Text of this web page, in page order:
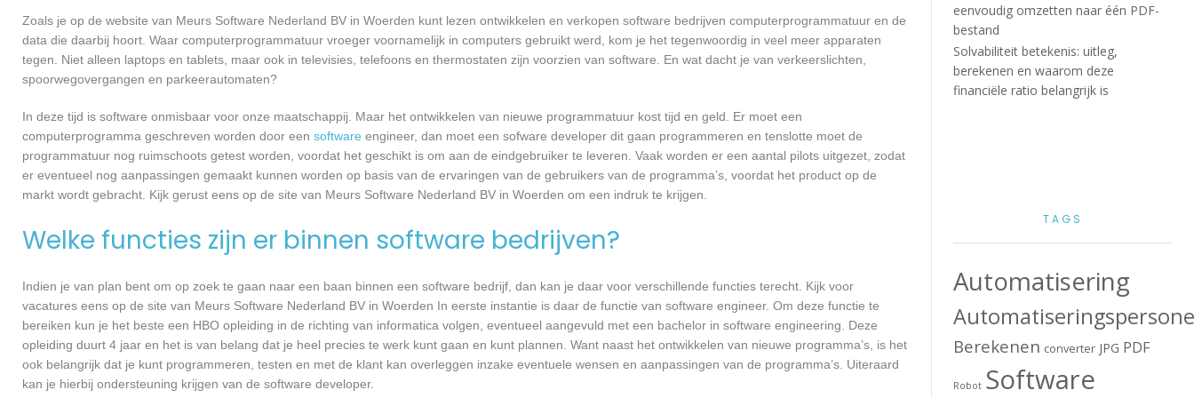
Zoals je op de website van Meurs Software Nederland BV in Woerden kunt lezen ontwikkelen en verkopen software bedrijven computerprogrammatuur en de
data die daarbij hoort. Waar computerprogrammatuur vroeger voornamelijk in computers gebruikt werd, kom je het tegenwoordig in veel meer apparaten
tegen. Niet alleen laptops en tablets, maar ook in televisies, telefoons en thermostaten zijn voorzien van software. En wat dacht je van verkeerslichten,
spoorwegovergangen en parkeerautomaten?
In deze tijd is software onmisbaar voor onze maatschappij. Maar het ontwikkelen van nieuwe programmatuur kost tijd en geld. Er moet een
computerprogramma geschreven worden door een software engineer, dan moet een sofware developer dit gaan programmeren en tenslotte moet de
programmatuur nog ruimschoots getest worden, voordat het geschikt is om aan de eindgebruiker te leveren. Vaak worden er een aantal pilots uitgezet, zodat
er eventueel nog aanpassingen gemaakt kunnen worden op basis van de ervaringen van de gebruikers van de programma’s, voordat het product op de
markt wordt gebracht. Kijk gerust eens op de site van Meurs Software Nederland BV in Woerden om een indruk te krijgen.
Welke functies zijn er binnen software bedrijven?
Indien je van plan bent om op zoek te gaan naar een baan binnen een software bedrijf, dan kan je daar voor verschillende functies terecht. Kijk voor
vacatures eens op de site van Meurs Software Nederland BV in Woerden In eerste instantie is daar de functie van software engineer. Om deze functie te
bereiken kun je het beste een HBO opleiding in de richting van informatica volgen, eventueel aangevuld met een bachelor in software engineering. Deze
opleiding duurt 4 jaar en het is van belang dat je heel precies te werk kunt gaan en kunt plannen. Want naast het ontwikkelen van nieuwe programma’s, is het
ook belangrijk dat je kunt programmeren, testen en met de klant kan overleggen inzake eventuele wensen en aanpassingen van de programma’s. Uiteraard
kan je hierbij ondersteuning krijgen van de software developer.
eenvoudig omzetten naar één PDF-
bestand
Solvabiliteit betekenis: uitleg,
berekenen en waarom deze
financiële ratio belangrijk is
TAGS
Automatisering
Berekenen converter JPG PDF
Robot Software